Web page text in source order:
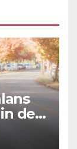
de